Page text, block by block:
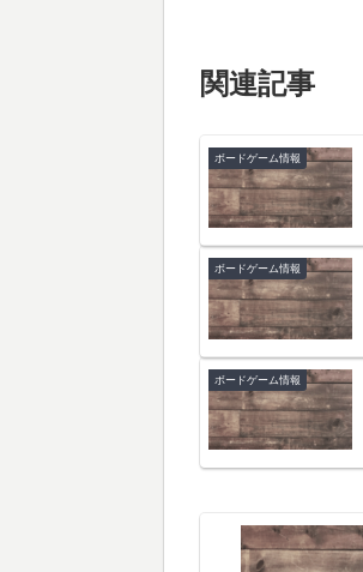
関連記事
ボードゲーム情報
ボードゲーム情報
ボードゲーム情報